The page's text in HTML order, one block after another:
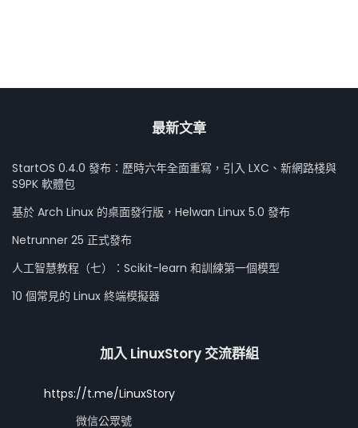
最新文章
StartOS 0.4.0 發布：歷時六年全面重寫，引入 LXC、新網路棧與
S9PK 軟體包
基於 Arch Linux 的桌面發行版，Helwan Linux 5.0 發布
Netrunner 25 正式發布
人工智慧教程（七）：Scikit-learn 和訓練第一個模型
10 個常見的 Linux 終端模擬器
加入 LinuxStory 交流群組
https://t.me/LinuxStory
微信公眾號